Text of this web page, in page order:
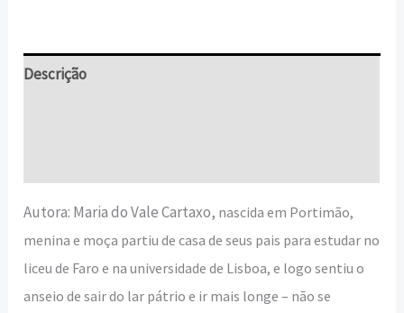
Descrição
Autora: Maria do Vale Cartaxo, nascida em Portimão,
menina e moça partiu de casa de seus pais para estudar no
liceu de Faro e na universidade de Lisboa, e logo sentiu o
anseio de sair do lar pátrio e ir mais longe – não se